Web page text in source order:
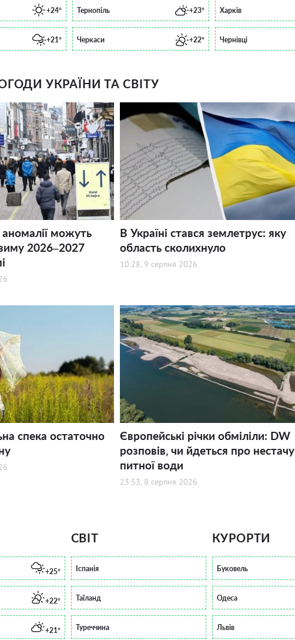
+24° Тернопіль +23° Харків
+21° Черкаси +22° Чернівці
УКРАЇНИ ТА СВІТУ
аномалії можуть
2026–2027
В Україні стався землетрус: яку
область сколихнуло
10:28, 9 серпня 2026
спека остаточно
Європейські річки обміліли: DW
розповів, чи йдеться про нестачу
питної води
23:53, 8 серпня 2026
+25°
+22°
+21°
СВІТ
Іспанія
Таїланд
Туреччина
КУРОРТИ
Буковель
Одеса
Львів